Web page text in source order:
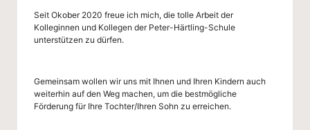
Seit Okober 2020 freue ich mich, die tolle Arbeit der
Kolleginnen und Kollegen der Peter-Härtling-Schule
unterstützen zu dürfen.
Gemeinsam wollen wir uns mit Ihnen und Ihren Kindern auch
weiterhin auf den Weg machen, um die bestmögliche
Förderung für Ihre Tochter/Ihren Sohn zu erreichen.